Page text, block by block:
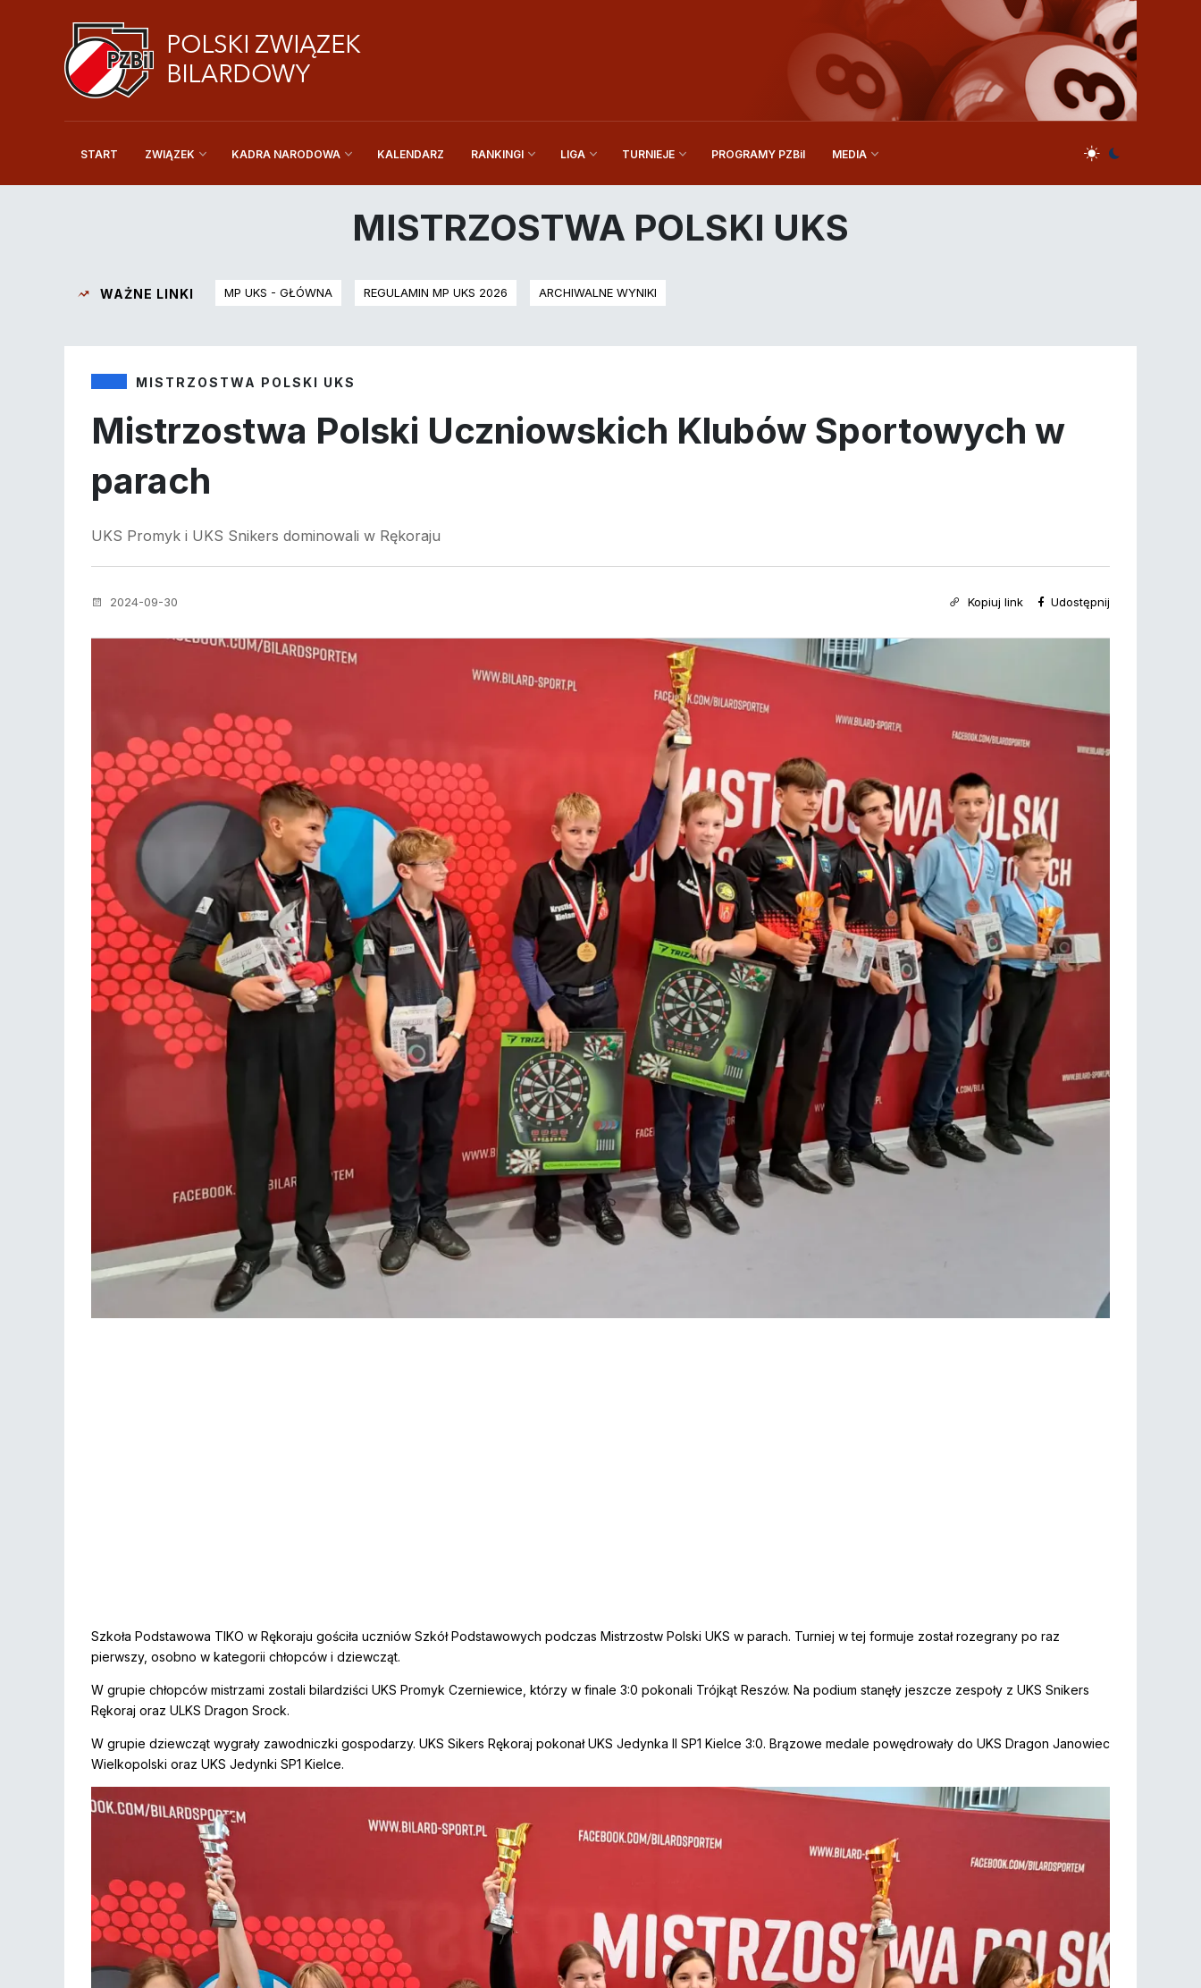
START ZWIĄZEK KADRA NARODOWA KALENDARZ RANKINGI LIGA TURNIEJE PROGRAMY PZBil MEDIA
MISTRZOSTWA POLSKI UKS
WAŻNE LINKI MP UKS - GŁÓWNA REGULAMIN MP UKS 2026 ARCHIWALNE WYNIKI
MISTRZOSTWA POLSKI UKS
Mistrzostwa Polski Uczniowskich Klubów Sportowych w
parach
UKS Promyk i UKS Snikers dominowali w Rękoraju
2024-09-30 Kopiuj link Udostępnij
Szkoła Podstawowa TIKO w Rękoraju gościła uczniów Szkół Podstawowych podczas Mistrzostw Polski UKS w parach. Turniej w tej formuje został rozegrany po raz
pierwszy, osobno w kategorii chłopców i dziewcząt.
W grupie chłopców mistrzami zostali bilardziści UKS Promyk Czerniewice, którzy w finale 3:0 pokonali Trójkąt Reszów. Na podium stanęły jeszcze zespoły z UKS Snikers
Rękoraj oraz ULKS Dragon Srock.
W grupie dziewcząt wygrały zawodniczki gospodarzy. UKS Sikers Rękoraj pokonał UKS Jedynka II SP1 Kielce 3:0. Brązowe medale powędrowały do UKS Dragon Janowiec
Wielkopolski oraz UKS Jedynki SP1 Kielce.